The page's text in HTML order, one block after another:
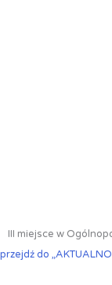
III miejsce w
przejdź do